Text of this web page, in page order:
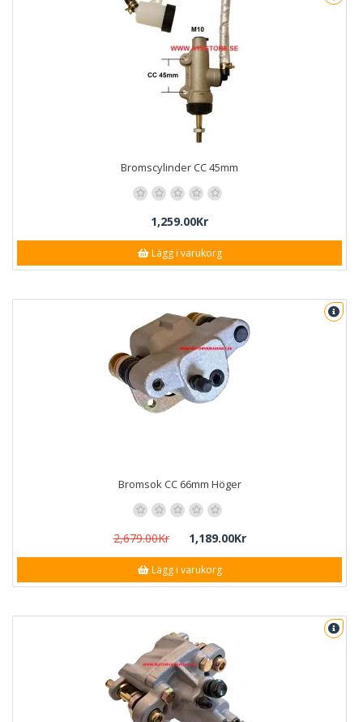
Bromscylinder CC 45mm
1,259.00Kr
Lägg i varukorg
Bromsok CC 66mm Höger
2,679.00Kr 1,189.00Kr
Lägg i varukorg